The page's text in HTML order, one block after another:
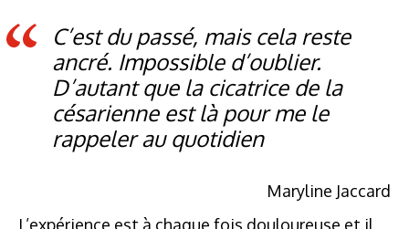
C’est du passé, mais cela reste
ancré. Impossible d’oublier.
D’autant que la cicatrice de la
césarienne est là pour me le
rappeler au quotidien
Maryline Jaccard
L’expérience est à chaque fois douloureuse et il